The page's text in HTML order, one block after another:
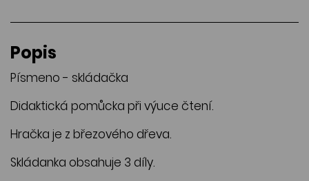
Popis
Písmeno - skládačka
Didaktická pomůcka při výuce čtení.
Hračka je z březového dřeva.
Skládanka obsahuje 3 díly.